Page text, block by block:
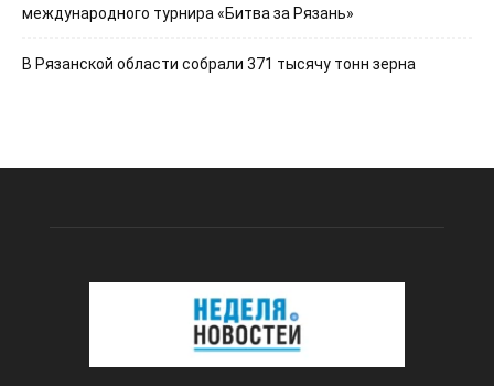
международного турнира «Битва за Рязань»
В Рязанской области собрали 371 тысячу тонн зерна